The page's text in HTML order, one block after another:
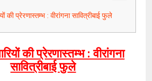
की प्रेरणास्तम्भ : वीरांगना सावित्रीबाई फुले
की प्रेरणास्तम्भ : वीरांगना
सावित्रीबाई फुले